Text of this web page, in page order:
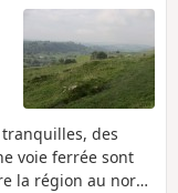
des
voie ferrée sont
la région au nord